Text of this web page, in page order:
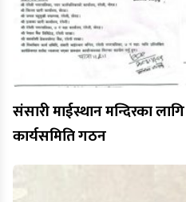
संसारी माईस्थान मन्दिरका
कार्यसमिति गठन